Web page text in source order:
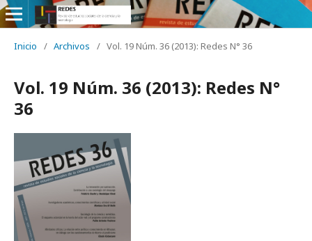
Inicio / Archivos / Vol. 19 Núm. 36 (2013): Redes N° 36
Vol. 19 Núm. 36 (2013): Redes N°
36